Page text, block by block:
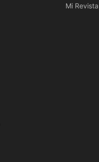
Mi Revista